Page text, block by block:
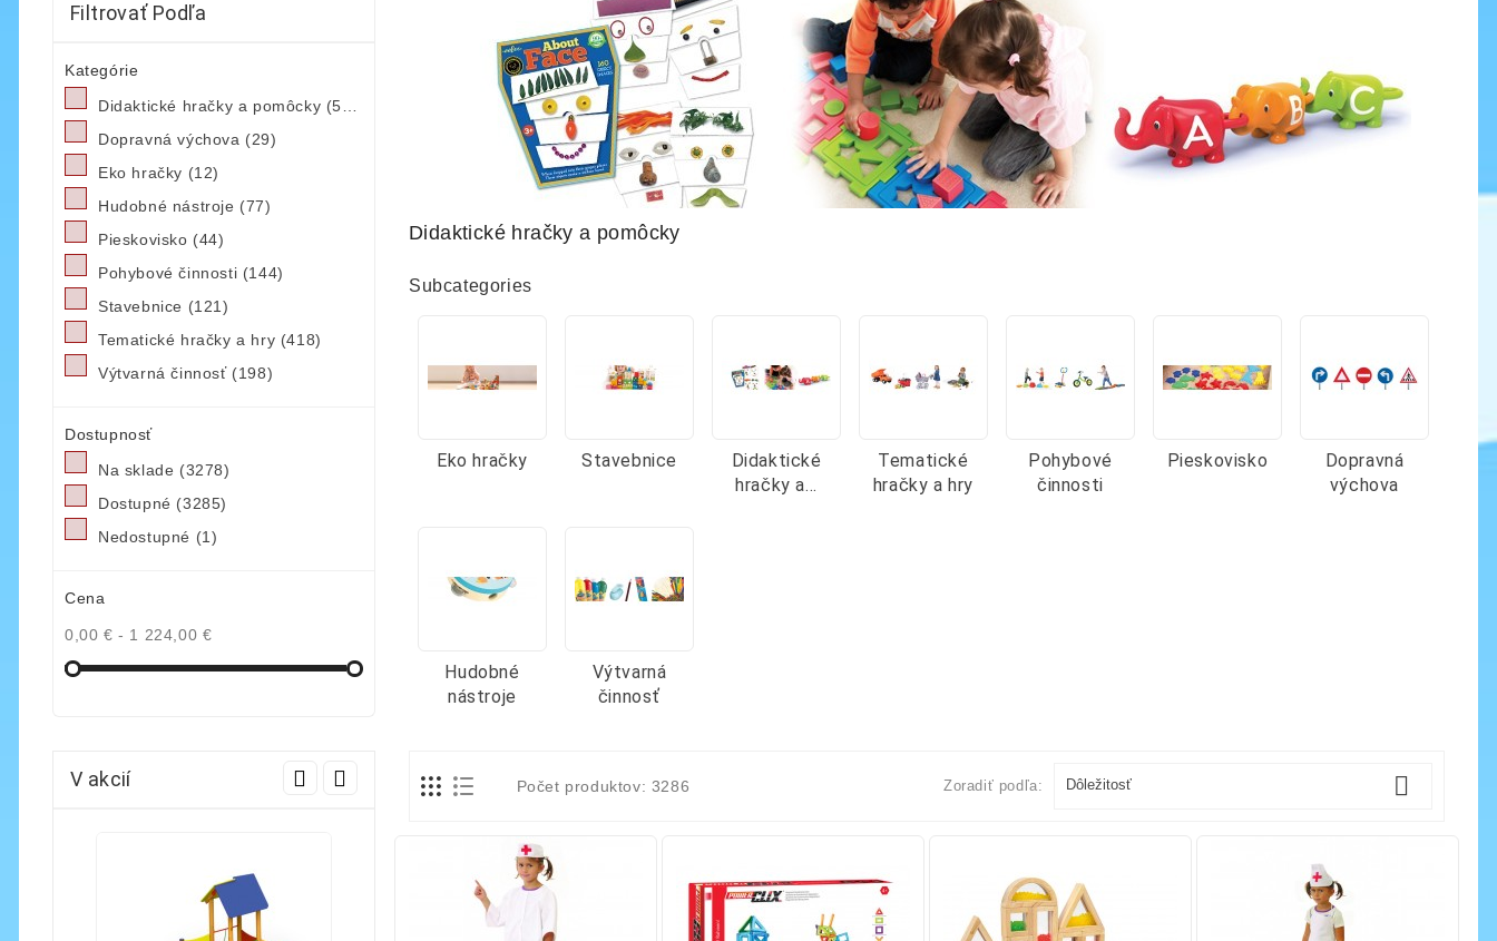
Filtrovať Podľa
Kategórie
Didaktické hračky a pomôcky (582)
Dopravná výchova (29)
Eko hračky (12)
Hudobné nástroje (77)
Pieskovisko (44)
Pohybové činnosti (144)
Stavebnice (121)
Tematické hračky a hry (418)
Výtvarná činnosť (198)
Dostupnosť
Na sklade (3278)
Dostupné (3285)
Nedostupné (1)
Cena
0,00 € - 1 224,00 €
V akcií
Didaktické hračky a pomôcky
Subcategories
Eko hračky Stavebnice
Didaktické
hračky a...
Tematické
hračky a hry
Pohybové
činnosti
Pieskovisko
Dopravná
výchova
Hudobné
nástroje
Výtvarná
činnosť
Počet produktov: 3286 Zoradiť podľa: Dôležitosť 